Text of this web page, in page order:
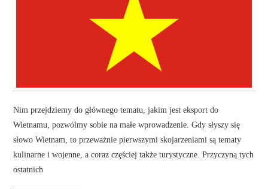
Nim przejdziemy do głównego tematu, jakim jest eksport do
Wietnamu, pozwólmy sobie na małe wprowadzenie. Gdy słyszy się
słowo Wietnam, to przeważnie pierwszymi skojarzeniami są tematy
kulinarne i wojenne, a coraz częściej także turystyczne. Przyczyną tych
ostatnich